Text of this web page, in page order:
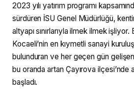
2023 yılı yatırım programı
sürdüren İSU Genel Müdürlüğü,
altyapı sınırlarıyla ilmek ilmek
Kocaeli’nin en kıymetli sanayi
bulunduran ve her geçen gün
bu oranda artan Çayırova ilçesi’nde
başladı.